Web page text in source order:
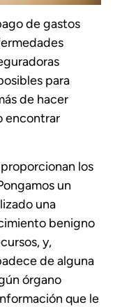
de gastos
para
de hacer
encontrar
los
un
una
benigno
y,
de alguna
órgano
que le